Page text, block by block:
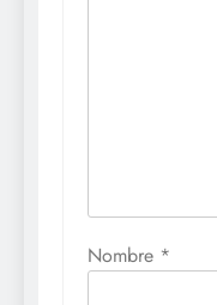
Nombre *